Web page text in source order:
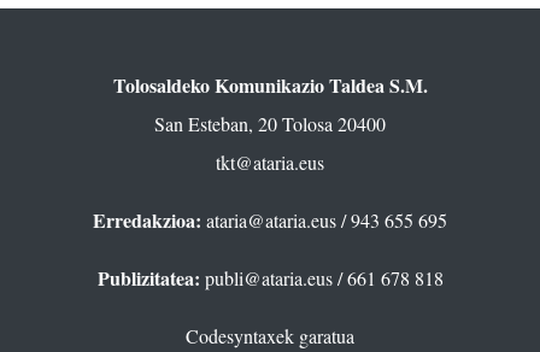
Tolosaldeko Komunikazio Taldea S.M.
San Esteban, 20 Tolosa 20400
tkt@ataria.eus
Erredakzioa: ataria@ataria.eus/ 943 655 695
Publizitatea: publi@ataria.eus/ 661 678 818
Codesyntaxek garatua